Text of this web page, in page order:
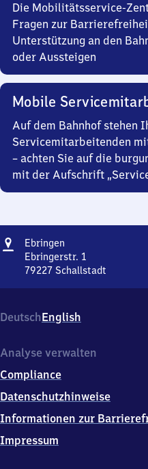
Die Mobilitätsservice-
Fragen zur
Unterstützung an den
oder Aussteigen
Mobile
Auf dem Bahnhof stehen
Servicemitarbeitenden
– achten Sie auf die
mit der Aufschrift
Adresse
Ebringen
Ebringerstr. 1
79227 Schallstadt
1,
7
2
7
Schallstadt
DeutschEnglish
Analyse verwalten
Compliance
Datenschutzhinweise
Informationen zur
Impressum